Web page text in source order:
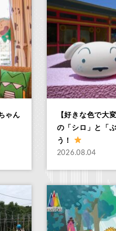
ゃん
【好きな色で大
の「シロ」と「
う！
2026.08.04